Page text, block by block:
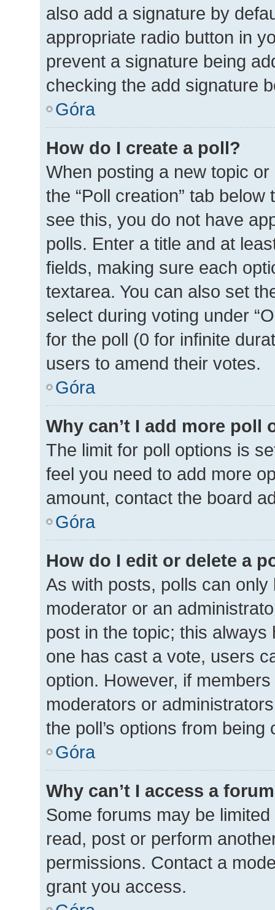
also add a signature by
appropriate radio button in
prevent a signature being
checking the add signature
Góra
How do I create a poll?
When posting a new topic
the “Poll creation” tab
see this, you do not have
polls. Enter a title and at
fields, making sure each
textarea. You can also set
select during voting under
for the poll (0 for infinite
users to amend their votes.
Góra
Why can’t I add more poll
The limit for poll options is
feel you need to add more
amount, contact the board
Góra
How do I edit or delete a
As with posts, polls can
moderator or an
post in the topic; this
one has cast a vote, users
option. However, if
moderators or
the poll’s options from
Góra
Why can’t I access a
Some forums may be
read, post or perform
permissions. Contact a
grant you access.